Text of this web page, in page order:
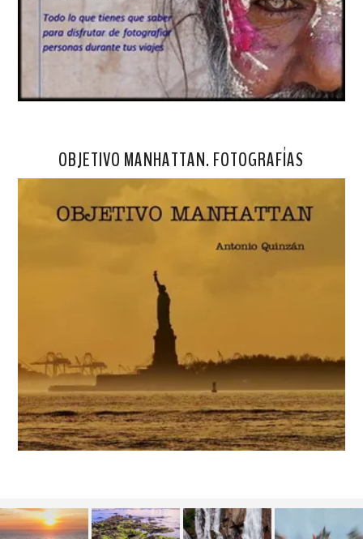
OBJETIVO MANHATTAN. FOTOGRAFÍAS